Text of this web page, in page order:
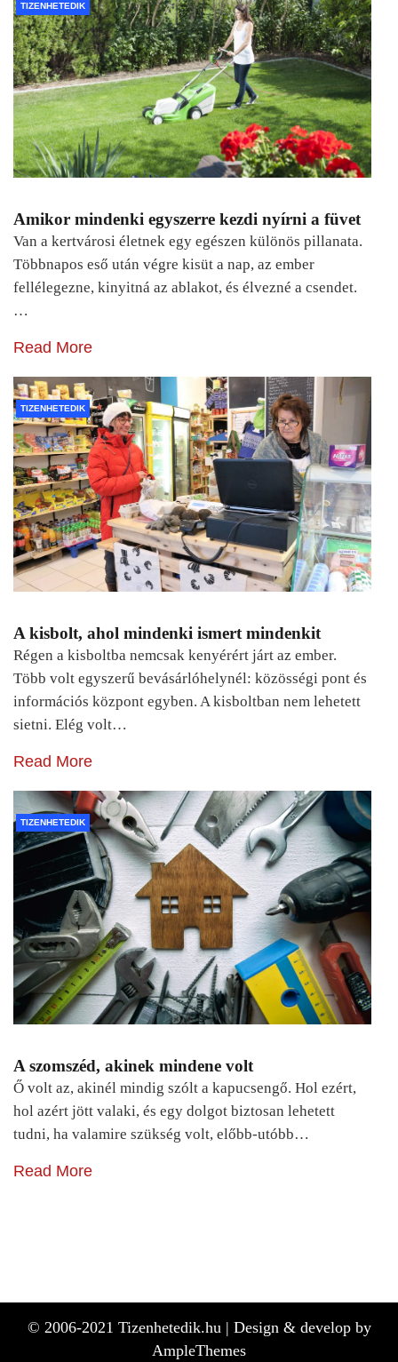
TIZENHETEDIK
Amikor mindenki egyszerre kezdi nyírni a füvet
Van a kertvárosi életnek egy egészen különös pillanata.
Többnapos eső után végre kisüt a nap, az ember
fellélegezne, kinyitná az ablakot, és élvezné a csendet.
…
Read More
TIZENHETEDIK
A kisbolt, ahol mindenki ismert mindenkit
Régen a kisboltba nemcsak kenyérért járt az ember.
Több volt egyszerű bevásárlóhelynél: közösségi pont és
információs központ egyben. A kisboltban nem lehetett
sietni. Elég volt…
Read More
TIZENHETEDIK
A szomszéd, akinek mindene volt
Ő volt az, akinél mindig szólt a kapucsengő. Hol ezért,
hol azért jött valaki, és egy dolgot biztosan lehetett
tudni, ha valamire szükség volt, előbb-utóbb…
Read More
© 2006-2021 Tizenhetedik.hu | Design & develop by
AmpleThemes